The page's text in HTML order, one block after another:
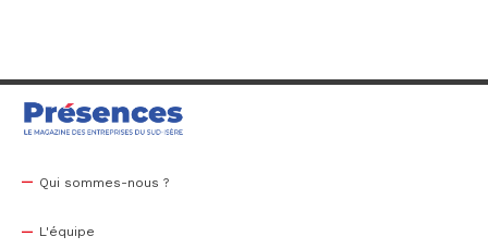
Qui sommes-nous ?
L'équipe